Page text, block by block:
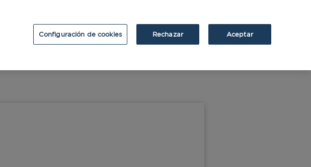
Configuración de cookies Rechazar Aceptar